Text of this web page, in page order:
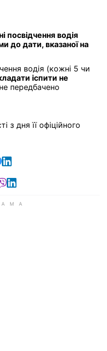
посвідчення водія
до дати, вказаної на
водія (кожні 5 чи
іспити не
передбачено
з дня її офіційного
у Facebook
у Xу Viber
у Whatsapp
відправити у Messenger
відправити у LinkedIn
Telegram
у Facebook
у X у Google news
Читайте у Viber
Читайте у LinkedIn